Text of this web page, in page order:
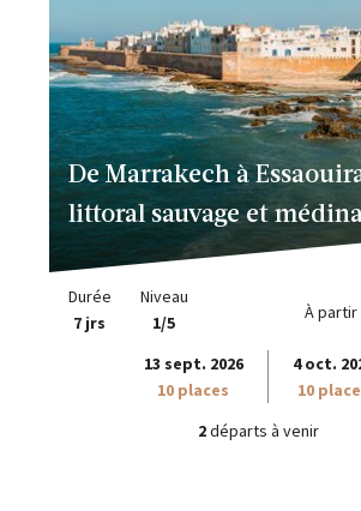
De Marrakech à
littoral sauvage et
Durée
7 jrs
Niveau
1/5
À partir
13 sept. 2026
10 places
4 oct.
10
2départs à venir